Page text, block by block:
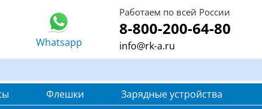
Whatsapp
Работаем по всей России
8-800-200-64-80
info@rk-a.ru
Флешки
Зарядные устройства